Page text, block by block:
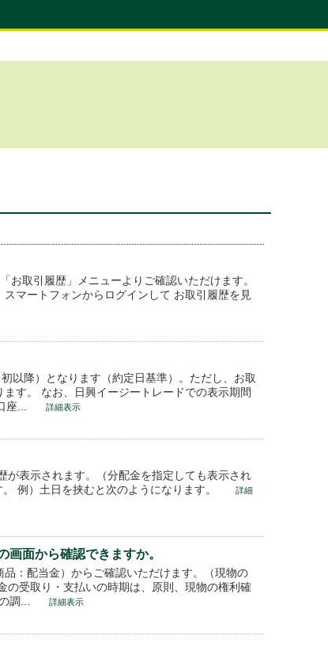
取引履歴」メニューよりご確認いただけます。
マートフォンからログインして お取引履歴を見
以降）となります（約定日基準）。ただし、お取
す。 なお、日興イージートレードでの表示期間
座...
詳細表示
表示されます。（分配金を指定しても表示され
例）土日を挟むと次のようになります。
詳細
面から確認できますか。
：配当金）からご確認いただけます。（現物の
の受取り・支払いの時期は、原則、現物の権利確
調...
詳細表示